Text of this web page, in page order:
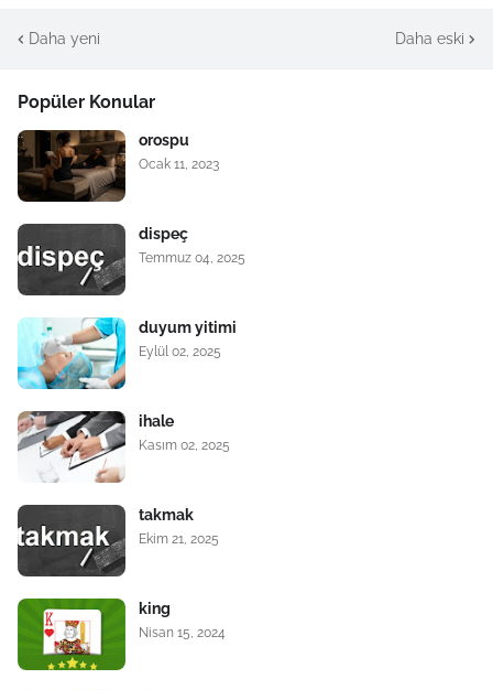
Daha yeni Daha eski
Popüler Konular
orospu
Ocak 11, 2023
dispeç
Temmuz 04, 2025
duyum yitimi
Eylül 02, 2025
ihale
Kasım 02, 2025
takmak
Ekim 21, 2025
king
Nisan 15, 2024